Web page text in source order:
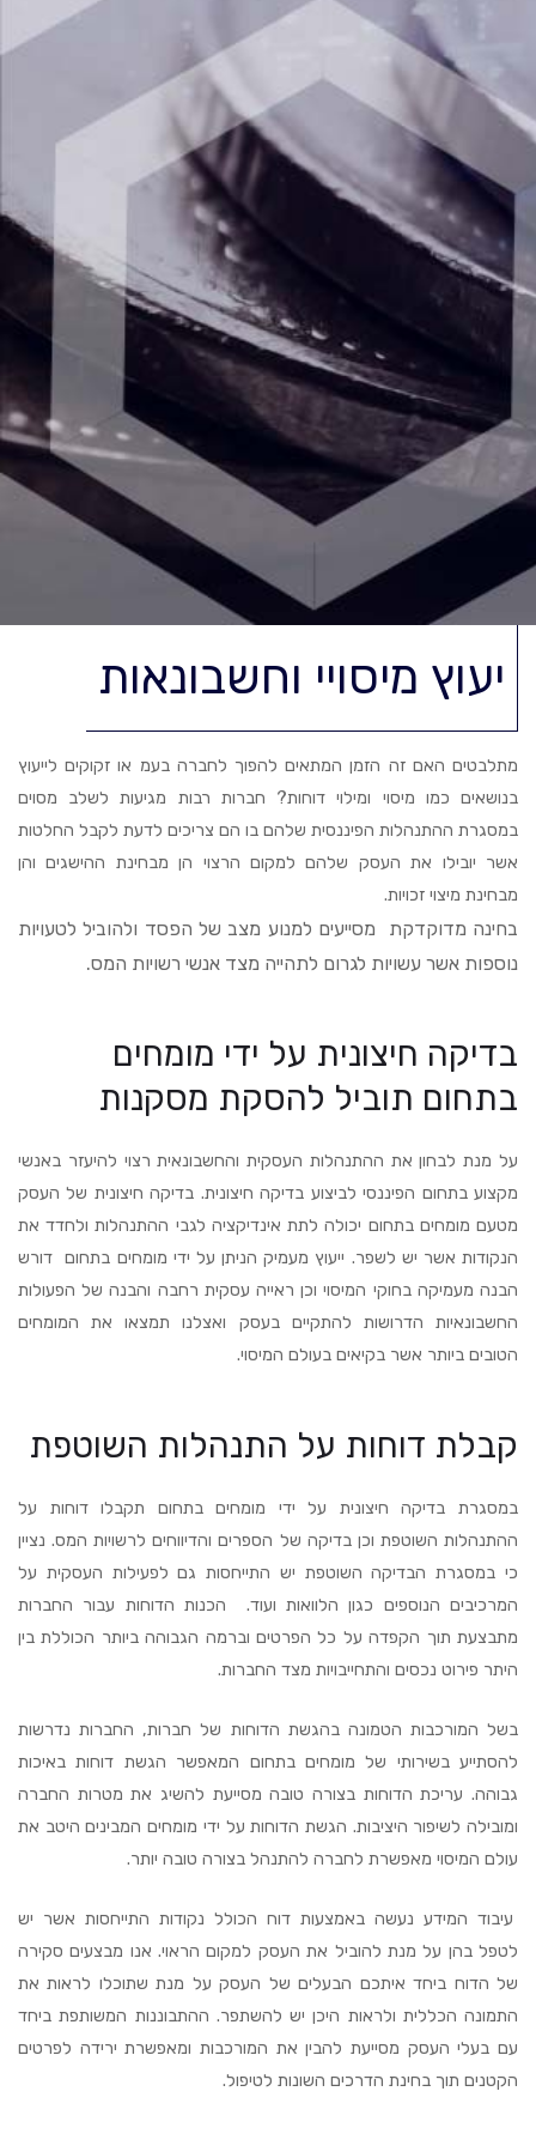
יעוץ מיסויי וחשבונאות
מתלבטים האם זה הזמן המתאים להפוך לחברה בעמ או זקוקים לייעוץ
בנושאים כמו מיסוי ומילוי דוחות? חברות רבות מגיעות לשלב מסוים
במסגרת ההתנהלות הפיננסית שלהם בו הם צריכים לדעת לקבל החלטות
אשר יובילו את העסק שלהם למקום הרצוי הן מבחינת ההישגים והן
מבחינת מיצוי זכויות.
בחינה מדוקדקת מסייעים למנוע מצב של הפסד ולהוביל לטעויות
נוספות אשר עשויות לגרום לתהייה מצד אנשי רשויות המס.
בדיקה חיצונית על ידי מומחים
בתחום תוביל להסקת מסקנות
על מנת לבחון את ההתנהלות העסקית והחשבונאית רצוי להיעזר באנשי
מקצוע בתחום הפיננסי לביצוע בדיקה חיצונית. בדיקה חיצונית של העסק
מטעם מומחים בתחום יכולה לתת אינדיקציה לגבי ההתנהלות ולחדד את
הנקודות אשר יש לשפר. ייעוץ מעמיק הניתן על ידי מומחים בתחום דורש
הבנה מעמיקה בחוקי המיסוי וכן ראייה עסקית רחבה והבנה של הפעולות
החשבונאיות הדרושות להתקיים בעסק ואצלנו תמצאו את המומחים
הטובים ביותר אשר בקיאים בעולם המיסוי.
קבלת דוחות על התנהלות השוטפת
במסגרת בדיקה חיצונית על ידי מומחים בתחום תקבלו דוחות על
ההתנהלות השוטפת וכן בדיקה של הספרים והדיווחים לרשויות המס. נציין
כי במסגרת הבדיקה השוטפת יש התייחסות גם לפעילות העסקית על
המרכיבים הנוספים כגון הלוואות ועוד. הכנות הדוחות עבור החברות
מתבצעת תוך הקפדה על כל הפרטים וברמה הגבוהה ביותר הכוללת בין
היתר פירוט נכסים והתחייבויות מצד החברות.
בשל המורכבות הטמונה בהגשת הדוחות של חברות, החברות נדרשות
להסתייע בשירותי של מומחים בתחום המאפשר הגשת דוחות באיכות
גבוהה. עריכת הדוחות בצורה טובה מסייעת להשיג את מטרות החברה
ומובילה לשיפור היציבות. הגשת הדוחות על ידי מומחים המבינים היטב את
עולם המיסוי מאפשרת לחברה להתנהל בצורה טובה יותר.
עיבוד המידע נעשה באמצעות דוח הכולל נקודות התייחסות אשר יש
לטפל בהן על מנת להוביל את העסק למקום הראוי. אנו מבצעים סקירה
של הדוח ביחד איתכם הבעלים של העסק על מנת שתוכלו לראות את
התמונה הכללית ולראות היכן יש להשתפר. ההתבוננות המשותפת ביחד
עם בעלי העסק מסייעת להבין את המורכבות ומאפשרת ירידה לפרטים
הקטנים תוך בחינת הדרכים השונות לטיפול.